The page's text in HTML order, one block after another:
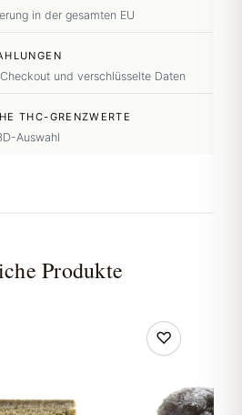
in der gesamten EU
und verschlüsselte Daten
THC-GRENZWERTE
Auswahl
Produkte
♡